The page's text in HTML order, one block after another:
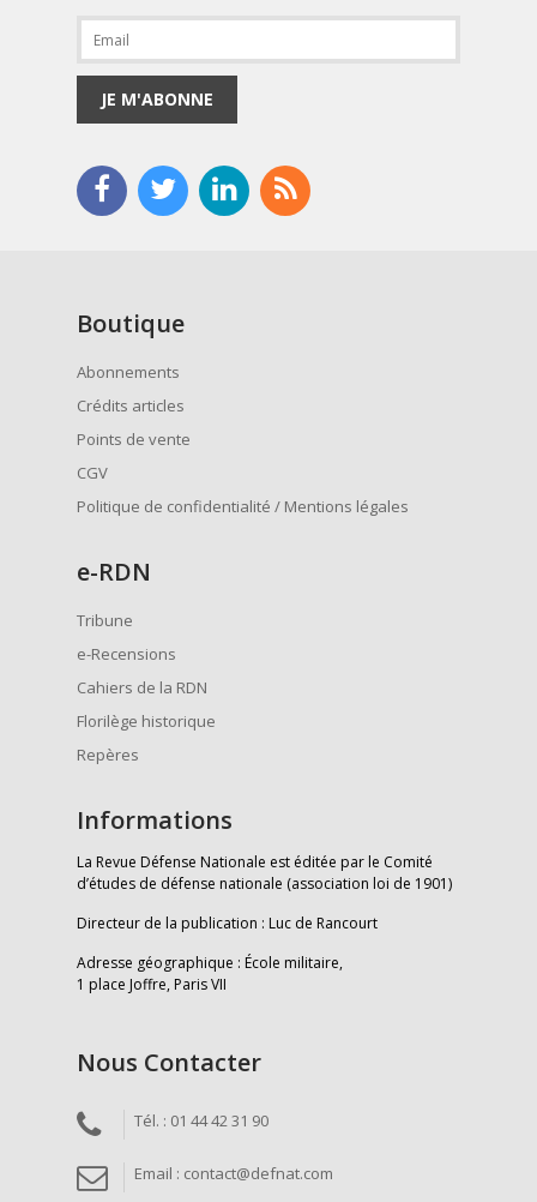
JE M'ABONNE
Boutique
Abonnements
Crédits articles
Points de vente
CGV
Politique de confidentialité / Mentions légales
e-RDN
Tribune
e-Recensions
Cahiers de la RDN
Florilège historique
Repères
Informations
La Revue Défense Nationale est éditée par le Comité
d’études de défense nationale (association loi de 1901)
Directeur de la publication : Luc de Rancourt
Adresse géographique : École militaire,
1 place Joffre, Paris VII
Nous Contacter
Tél. : 01 44 42 31 90
Email : contact@defnat.com